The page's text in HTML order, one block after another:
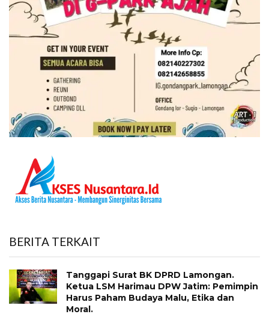
BERITA TERKAIT
Tanggapi Surat BK DPRD Lamongan.
Ketua LSM Harimau DPW Jatim: Pemimpin
Harus Paham Budaya Malu, Etika dan
Moral.